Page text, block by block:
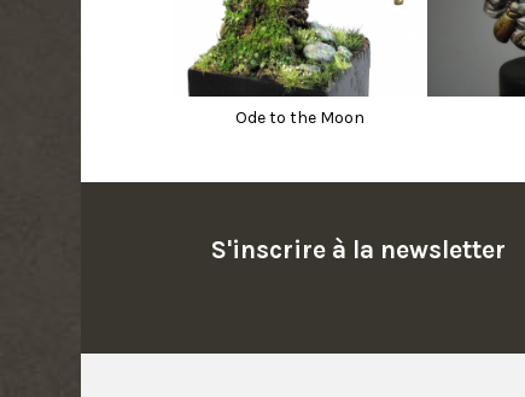
Ode to the Moon
S'inscrire à la newsletter